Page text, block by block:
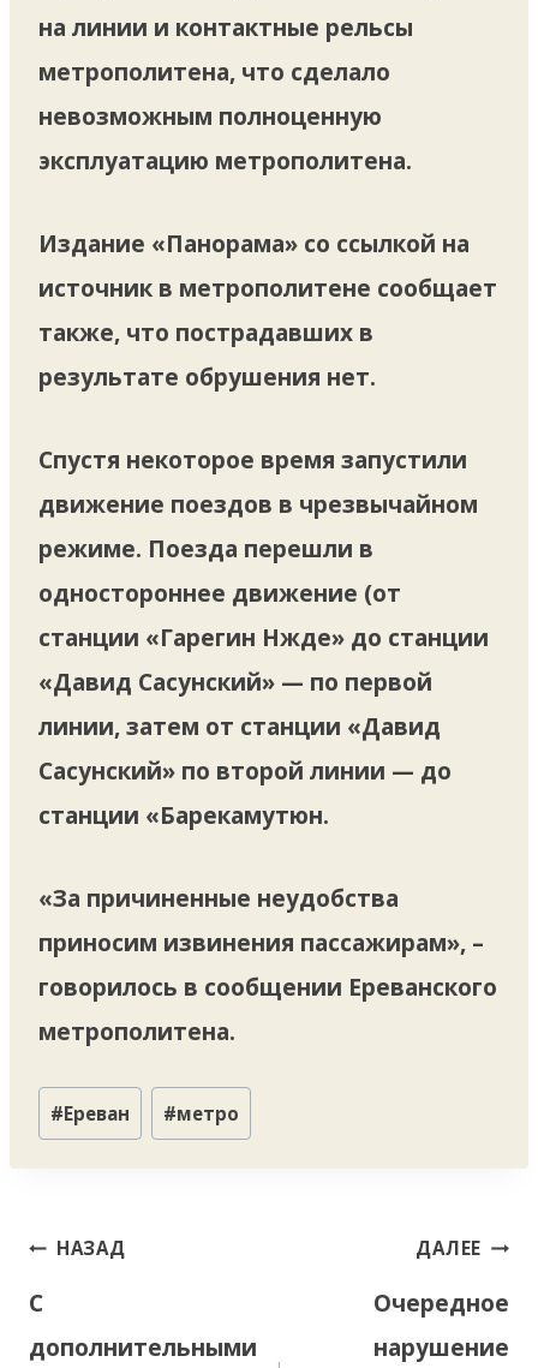
на линии и контактные рельсы
метрополитена, что сделало
невозможным полноценную
эксплуатацию метрополитена.
Издание «Панорама» со ссылкой на
источник в метрополитене сообщает
также, что пострадавших в
результате обрушения нет.
Спустя некоторое время запустили
движение поездов в чрезвычайном
режиме. Поезда перешли в
одностороннее движение (от
станции «Гарегин Нжде» до станции
«Давид Сасунский» — по первой
линии, затем от станции «Давид
Сасунский» по второй линии — до
станции «Барекамутюн.
«За причиненные неудобства
приносим извинения пассажирам», –
говорилось в сообщении Ереванского
метрополитена.
Метки
записи:
#Ереван #метро
Навигация
записям
НАЗАД
С
дополнительными
ДАЛЕЕ
Очередное
нарушение